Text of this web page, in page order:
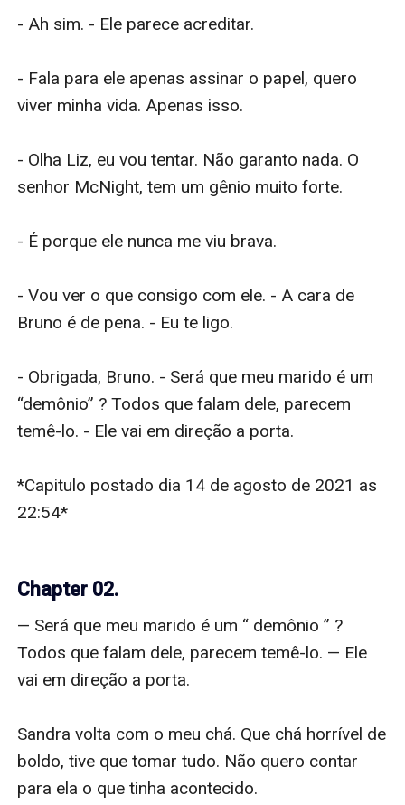
- Ah sim. - Ele parece acreditar.
- Fala para ele apenas assinar o papel, quero
viver minha vida. Apenas isso.
- Olha Liz, eu vou tentar. Não garanto nada. O
senhor McNight, tem um gênio muito forte.
- É porque ele nunca me viu brava.
- Vou ver o que consigo com ele. - A cara de
Bruno é de pena. - Eu te ligo.
- Obrigada, Bruno. - Será que meu marido é um
“demônio” ? Todos que falam dele, parecem
temê-lo. - Ele vai em direção a porta.
*Capitulo postado dia 14 de agosto de 2021 as
22:54*
Chapter 02.
— Será que meu marido é um “ demônio ” ?
Todos que falam dele, parecem temê-lo. — Ele
vai em direção a porta.
Sandra volta com o meu chá. Que chá horrível de
boldo, tive que tomar tudo. Não quero contar
para ela o que tinha acontecido.